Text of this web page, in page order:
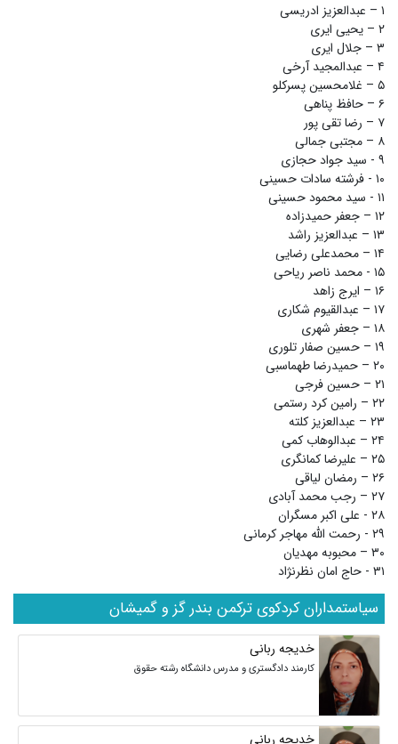
۱ – عبدالعزیز ادریسی
۲ – یحیی ایری
۳ – جلال ایری
۴ – عبدالمجید آرخی
۵ – غلامحسین پسرکلو
۶ – حافظ پناهی
۷ – رضا تقی پور
۸ – مجتبی جمالی
۹ - سید جواد حجازی
۱۰ - فرشته سادات حسینی
۱۱ - سید محمود حسینی
۱۲ – جعفر حمیدزاده
۱۳ – عبدالعزیز راشد
۱۴ – محمدعلی رضایی
۱۵ - محمد ناصر ریاحی
۱۶ – ایرج زاهد
۱۷ – عبدالقیوم شکاری
۱۸ – جعفر شهری
۱۹ – حسین صفار تلوری
۲۰ – حمیدرضا طهماسبی
۲۱ – حسین فرجی
۲۲ – رامین کرد رستمی
۲۳ – عبدالعزیز کلته
۲۴ – عبدالوهاب کمی
۲۵ – علیرضا کمانگری
۲۶ – رمضان لیاقی
۲۷ – رجب محمد آبادی
۲۸ - علی اکبر مسگران
۲۹ - رحمت الله مهاجر کرمانی
۳۰ – محبوبه مهدیان
۳۱ - حاج امان نظرنژاد
سیاستمداران کردکوی ترکمن بندر گز و گمیشان
خدیجه ربانی
کارمند دادگستری و مدرس دانشگاه رشته حقوق
خدیجه ربانی